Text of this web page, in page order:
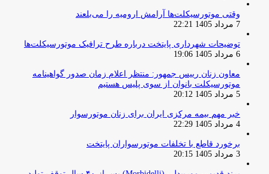
وقتی موتورسیکلت‌ها آرامش ارومیه را می‌بلعند
7 مرداد 1405 22:21
توضیحات شهرداری پایتخت درباره طرح ترافیک موتورسیکلت‌ها
6 مرداد 1405 19:06
معاون زنان رییس جمهور: منتظر اعلام زمان صدور گواهینامه
موتورسیکلت بانوان از سوی پلیس هستیم
5 مرداد 1405 20:12
خبر مهم بیمه مرکزی ایران برای زنان موتورسوار
4 مرداد 1405 22:29
برخورد قاطع با تخلفات موتورسواران پایتخت
3 مرداد 1405 20:15